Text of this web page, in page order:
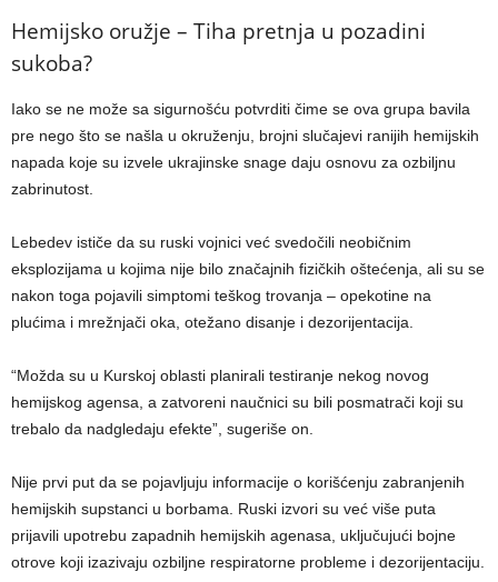
Hemijsko oružje – Tiha pretnja u pozadini
sukoba?
Iako se ne može sa sigurnošću potvrditi čime se ova grupa bavila
pre nego što se našla u okruženju, brojni slučajevi ranijih hemijskih
napada koje su izvele ukrajinske snage daju osnovu za ozbiljnu
zabrinutost.
Lebedev ističe da su ruski vojnici već svedočili neobičnim
eksplozijama u kojima nije bilo značajnih fizičkih oštećenja, ali su se
nakon toga pojavili simptomi teškog trovanja – opekotine na
plućima i mrežnjači oka, otežano disanje i dezorijentacija.
“Možda su u Kurskoj oblasti planirali testiranje nekog novog
hemijskog agensa, a zatvoreni naučnici su bili posmatrači koji su
trebalo da nadgledaju efekte”, sugeriše on.
Nije prvi put da se pojavljuju informacije o korišćenju zabranjenih
hemijskih supstanci u borbama. Ruski izvori su već više puta
prijavili upotrebu zapadnih hemijskih agenasa, uključujući bojne
otrove koji izazivaju ozbiljne respiratorne probleme i dezorijentaciju.